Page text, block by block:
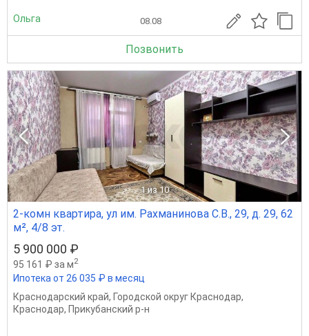
Ольга 08.08
Позвонить
1 из 10
2-комн квартира, ул им. Рахманинова С.В., 29, д. 29, 62
м², 4/8 эт.
5 900 000 ₽
95 161 ₽ за м2
Ипотека от 26 035 ₽ в месяц
Краснодарский край, Городской округ Краснодар,
Краснодар, Прикубанский р-н